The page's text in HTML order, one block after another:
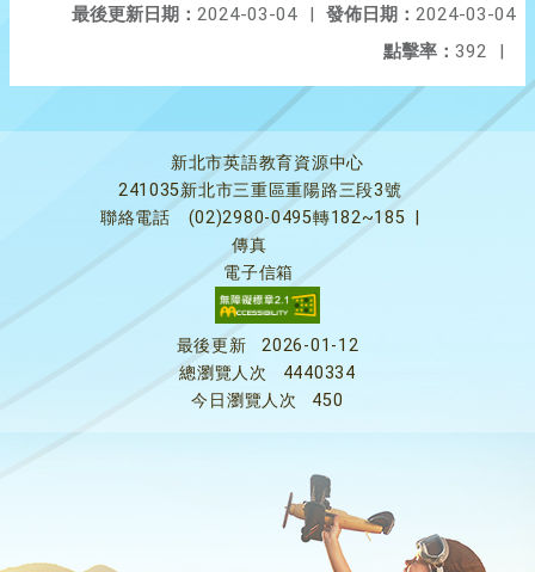
發佈日期： 2024-03-04
最後更新日期： 2024-03-04
|
點擊率： 392 |
新北市英語教育資源中心
241035新北市三重區重陽路三段3號
聯絡電話
(02)2980-0495轉182~185
傳真
電子信箱
最後更新
2026-01-12
總瀏覽人次
4440334
今日瀏覽人次
450